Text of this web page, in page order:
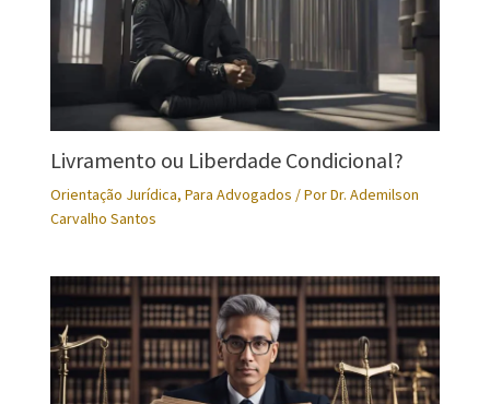
Livramento ou Liberdade Condicional?
Orientação Jurídica, Para Advogados / PorDr. Ademilson
Carvalho Santos